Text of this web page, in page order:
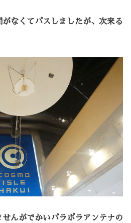
なくてパスしましたが、次来る
んがでかいパラポラアンテナの